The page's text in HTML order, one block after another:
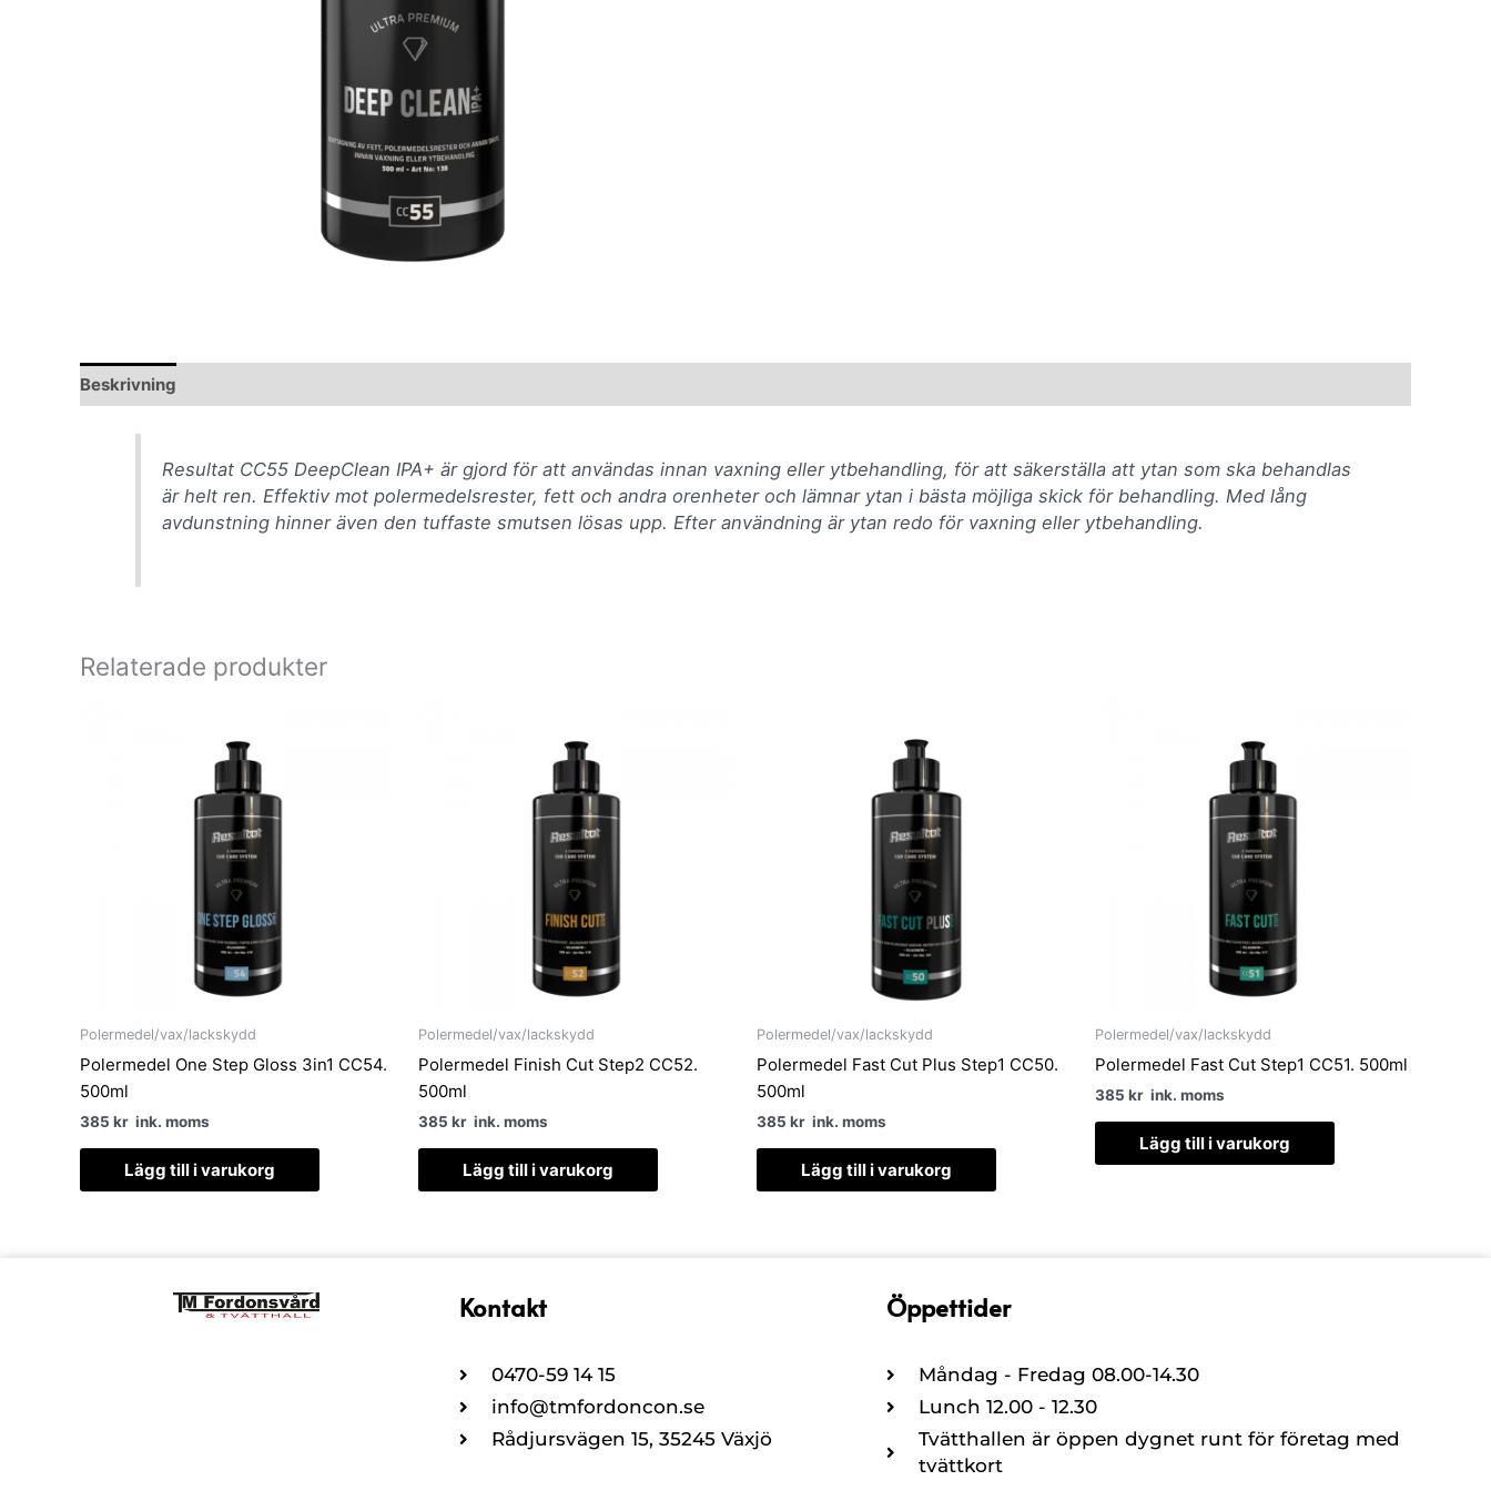
Beskrivning
Resultat CC55 DeepClean IPA+ är gjord för att användas innan vaxning eller ytbehandling, för att säkerställa att ytan som ska behandlas
är helt ren. Effektiv mot polermedelsrester, fett och andra orenheter och lämnar ytan i bästa möjliga skick för behandling. Med lång
avdunstning hinner även den tuffaste smutsen lösas upp. Efter användning är ytan redo för vaxning eller ytbehandling.
Relaterade produkter
Polermedel/vax/lackskydd
Polermedel One Step Gloss 3in1 CC54.
500ml
385 kr ink. moms
Lägg till i varukorg
Polermedel/vax/lackskydd
Polermedel Finish Cut Step2 CC52.
500ml
385 kr ink. moms
Lägg till i varukorg
Polermedel/vax/lackskydd
Polermedel Fast Cut Plus Step1 CC50.
500ml
385 kr ink. moms
Lägg till i varukorg
Polermedel/vax/lackskydd
Polermedel Fast Cut Step1 CC51. 500ml
385 kr ink. moms
Lägg till i varukorg
Kontakt
0470-59 14 15
info@tmfordoncon.se
Rådjursvägen 15, 35245 Växjö
Öppettider
Måndag - Fredag 08.00-14.30
Lunch 12.00 - 12.30
Tvätthallen är öppen dygnet runt för företag med
tvättkort